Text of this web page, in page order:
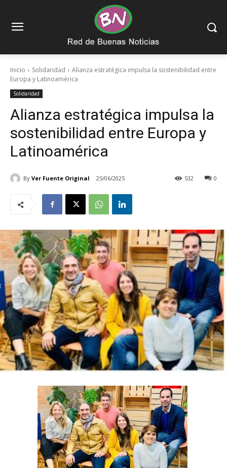
Inicio Solidaridad
Alianza estratégica impulsa la sostenibilidad entre
Europa y Latinoamérica
Solidaridad
Alianza estratégica impulsa la
sostenibilidad entre Europa y
Latinoamérica
By Ver Fuente Original 25/06/2025 0
532